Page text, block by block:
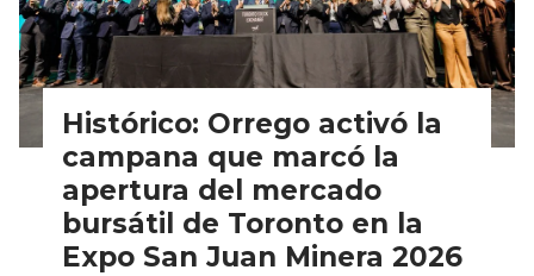
Histórico: Orrego activó la
campana que marcó la
apertura del mercado
bursátil de Toronto en la
Expo San Juan Minera 2026